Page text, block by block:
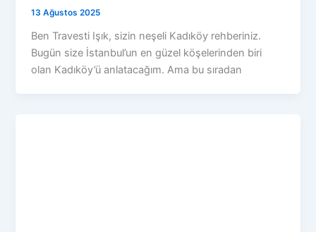
13 Ağustos 2025
Ben Travesti Işık, sizin neşeli Kadıköy rehberiniz.
Bugün size İstanbul’un en güzel köşelerinden biri
olan Kadıköy’ü anlatacağım. Ama bu sıradan